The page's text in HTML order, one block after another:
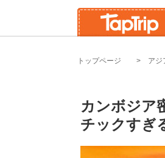
トップページ アジ
カンボジア
チックすぎ